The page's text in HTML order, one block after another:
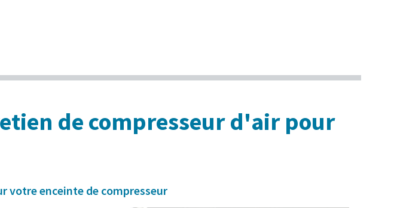
de compresseur d'air pour
votre enceinte de compresseur